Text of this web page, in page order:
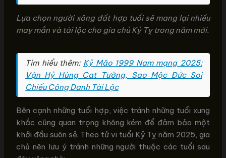
Lựa chọn người xông đất hợp tuổi sẽ mang lại nhiều
may mắn và tài lộc cho gia chủ Kỷ Tỵ trong năm mới.
Tìm hiểu thêm: Kỷ Mão 1999 Nam mạng 2025:
Vận Hỷ Hùng Cat Tường, Sao Mộc Đức Soi
Chiếu Công Danh Tài Lộc
Bên cạnh những tuổi hợp, việc tránh những tuổi xung
khắc cũng quan trọng không kém để đảm bảo một
khởi đầu suôn sẻ. Theo tử vi tuổi Kỷ Tỵ năm 2025, gia
chủ nên lưu ý tránh những người thuộc các tuổi sau